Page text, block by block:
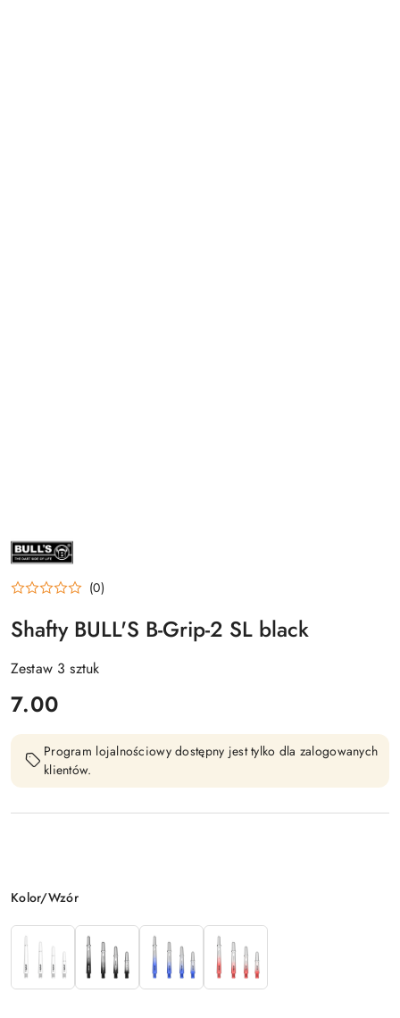
NAZWA
PRODUCENTA:
BULL'S
DE
(0)
Shafty BULL'S B-Grip-2 SL black
Zestaw 3 sztuk
cena:
7.00
Program lojalnościowy dostępny jest tylko dla zalogowanych
klientów.
Wariant
Kolor/Wzór